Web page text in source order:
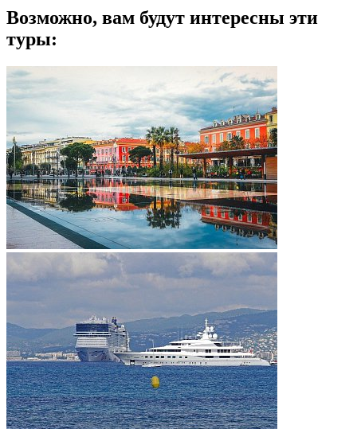
Возможно, вам будут интересны эти
туры: